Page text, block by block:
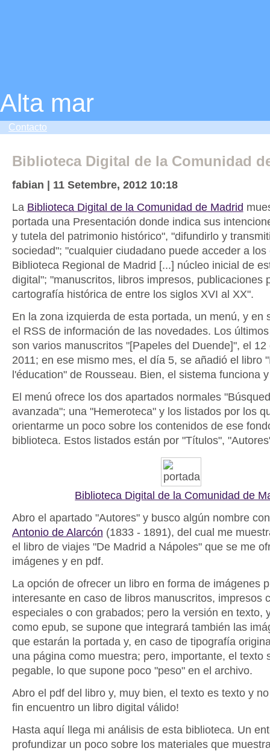
Alta mar
Contacto
Biblioteca Digital de la Comunidad
fabian | 11 Setembre, 2012 10:18
La Biblioteca Digital de la Comunidad de Madrid
portada una Presentación donde indica sus
y tutela del patrimonio histórico", "difundirlo y
sociedad"; "cualquier ciudadano puede acceder a los
Biblioteca Regional de Madrid [...] núcleo inicial de
digital"; "manuscritos, libros impresos, publicaciones
cartografía histórica de entre los siglos XVI al XX".
En la zona izquierda de esta portada, un menú, y en
el RSS de información de las novedades. Los
son varios manuscritos "[Papeles del Duende]", el
2011; en ese mismo mes, el día 5, se añadió el libro
l'éducation" de Rousseau. Bien, el sistema funciona
El menú ofrece los dos apartados normales
avanzada"; una "Hemeroteca" y los listados por los
orientarme un poco sobre los contenidos de ese
biblioteca. Estos listados están por "Títulos",
Biblioteca Digital de la Comunidad de
Abro el apartado "Autores" y busco algún nombre
Antonio de Alarcón (1833 - 1891), del cual me
el libro de viajes "De Madrid a Nápoles" que se me
imágenes y en pdf.
La opción de ofrecer un libro en forma de imágenes
interesante en caso de libros manuscritos, impresos
especiales o con grabados; pero la versión en texto,
como epub, se supone que integrará también las
que estarán la portada y, en caso de tipografía
una página como muestra; pero, importante, el texto
pegable, lo que supone poco "peso" en el archivo.
Abro el pdf del libro y, muy bien, el texto es texto y
fin encuentro un libro digital válido!
Hasta aquí llega mi análisis de esta biblioteca. Un
profundizar un poco sobre los materiales que